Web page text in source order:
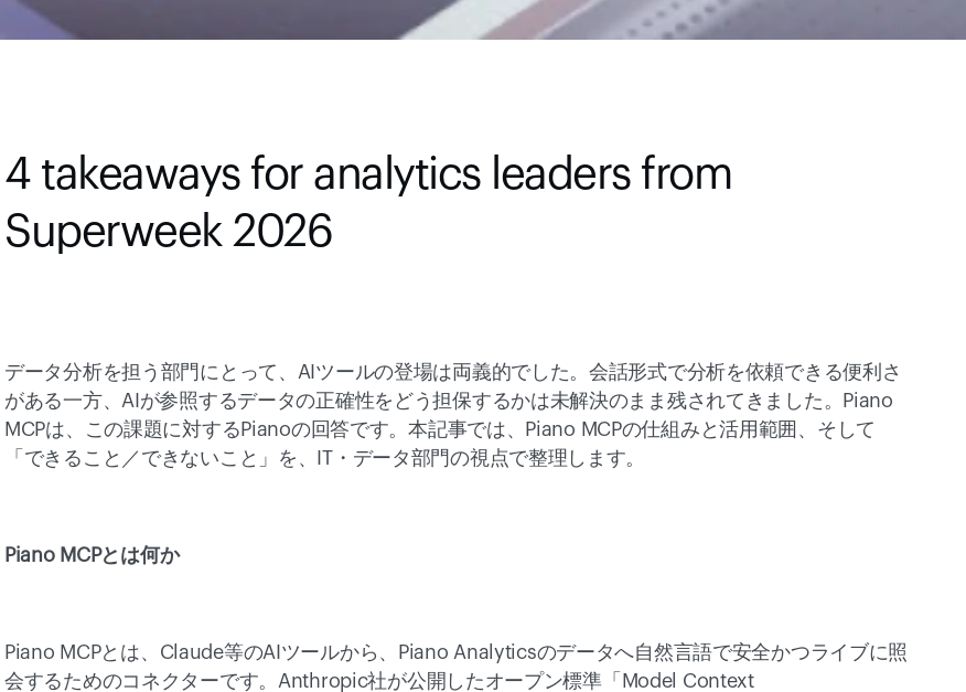
4 takeaways for analytics leaders from
Superweek 2026
データ分析を担う部門にとって、AIツールの登場は両義的でした。会話形式で分析を依頼できる便利さ
がある一方、AIが参照するデータの正確性をどう担保するかは未解決のまま残されてきました。Piano
MCPは、この課題に対するPianoの回答です。本記事では、Piano MCPの仕組みと活用範囲、そして
「できること／できないこと」を、IT・データ部門の視点で整理します。
Piano MCPとは何か
Piano MCPとは、Claude等のAIツールから、Piano Analyticsのデータへ自然言語で安全かつライブに照
会するためのコネクターです。Anthropic社が公開したオープン標準「Model Context